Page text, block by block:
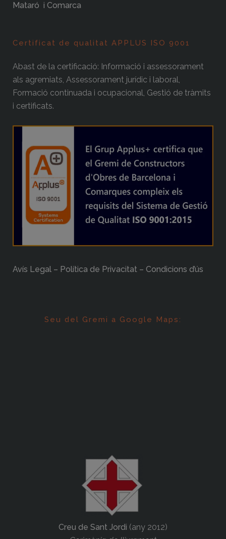
Mataró i Comarca
Certificat de qualitat APPLUS ISO 9001
Abast de la certificació: Informació i assessorament
als agremiats, Assessorament jurídic i laboral,
Formació continuada i ocupacional, Gestió de tràmits
i certificats.
Avís Legal – Política de Privacitat – Condicions d’ús
Seu del Gremi a Google Maps:
Creu de Sant Jordi (any 2012)